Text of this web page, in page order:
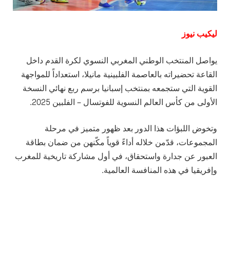
ليكيب نيوز
يواصل المنتخب الوطني المغربي النسوي لكرة القدم داخل
القاعة تحضيراته بالعاصمة الفلبينية مانيلا، استعداداً للمواجهة
القوية التي ستجمعه بمنتخب إسبانيا برسم ربع نهائي النسخة
الأولى من كأس العالم النسوية للفوتسال – الفلبين 2025.
وتخوض اللبؤات هذا الدور بعد ظهور متميز في مرحلة
المجموعات، قدّمن خلاله أداءً قوياً مكّنهن من ضمان بطاقة
العبور عن جدارة واستحقاق، في أول مشاركة تاريخية للمغرب
وإفريقيا في هذه المنافسة العالمية.